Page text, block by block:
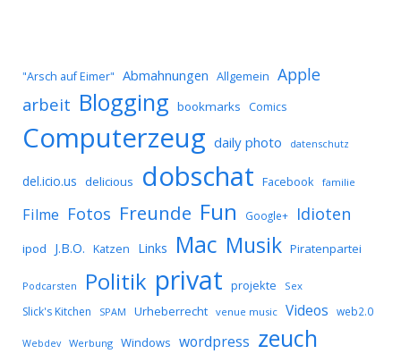
"Arsch auf Eimer" Abmahnungen Allgemein Apple
arbeit Blogging bookmarks Comics
Computerzeug daily photo datenschutz
del.icio.us delicious dobschat Facebook familie
Filme Fotos Freunde Fun Google+ Idioten
ipod J.B.O. Katzen Links Mac Musik Piratenpartei
Podcarsten Politik privat projekte Sex
Slick's Kitchen SPAM Urheberrecht venue music Videos web2.0
Webdev Werbung Windows wordpress zeuch